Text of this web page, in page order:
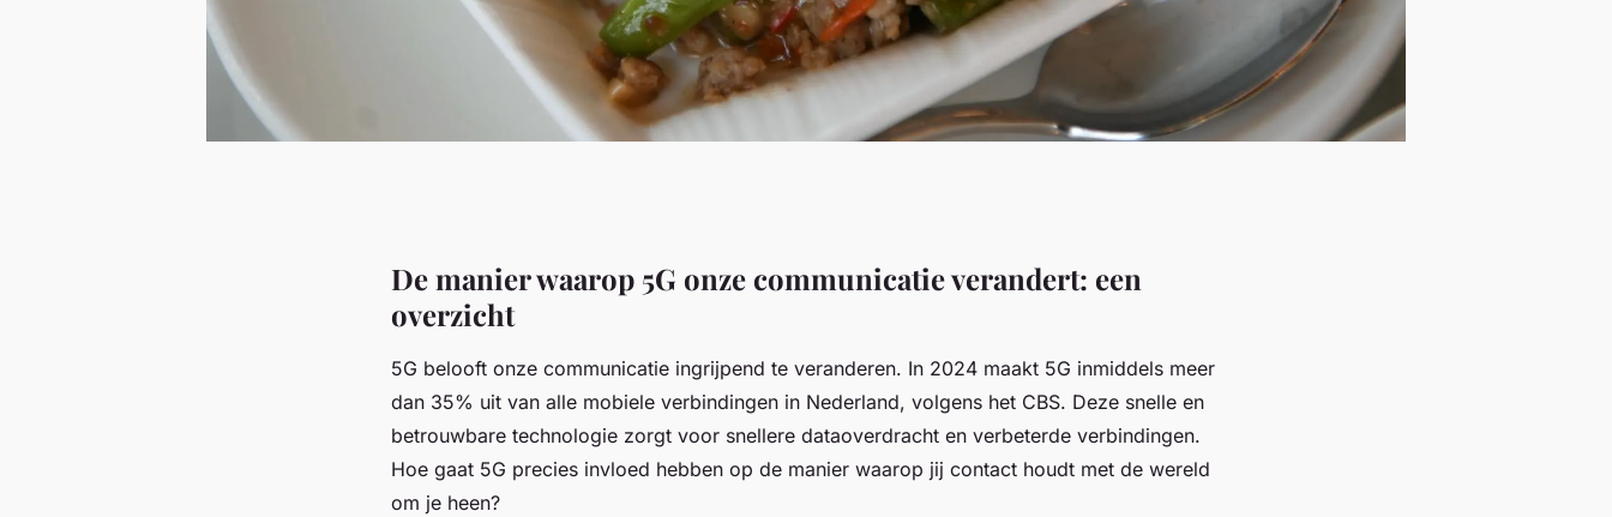
De manier waarop 5G onze communicatie verandert: een
overzicht
5G belooft onze communicatie ingrijpend te veranderen. In 2024 maakt 5G inmiddels meer
dan 35% uit van alle mobiele verbindingen in Nederland, volgens het CBS. Deze snelle en
betrouwbare technologie zorgt voor snellere dataoverdracht en verbeterde verbindingen.
Hoe gaat 5G precies invloed hebben op de manier waarop jij contact houdt met de wereld
om je heen?